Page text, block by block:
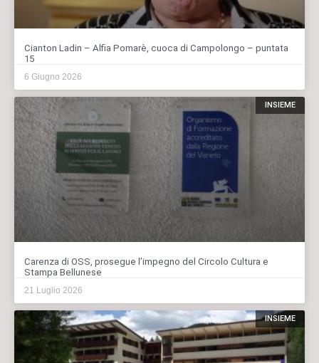
Cianton Ladin – Alfia Pomarè, cuoca di Campolongo – puntata
15
6 Giugno 2026
INSIEME
Carenza di OSS, prosegue l’impegno del Circolo Cultura e
Stampa Bellunese
21 Luglio 2026
INSIEME